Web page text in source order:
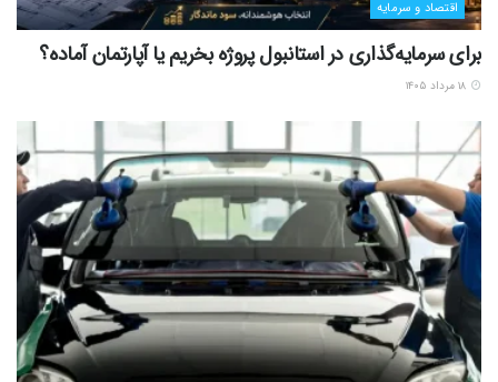
اقتصاد و سرمایه
برای سرمایه‌گذاری در استانبول پروژه بخریم یا آپارتمان آماده؟